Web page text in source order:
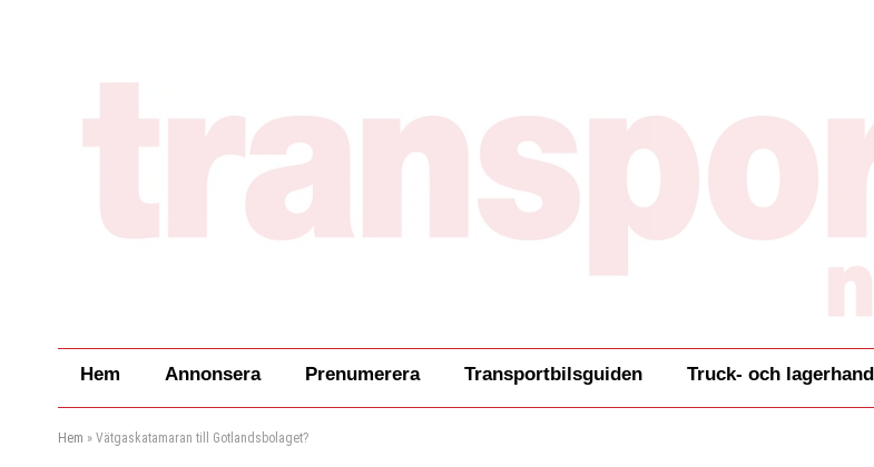
Hem Annonsera Prenumerera Transportbilsguiden Truck- och
Hem » Vätgaskatamaran till Gotlandsbolaget?